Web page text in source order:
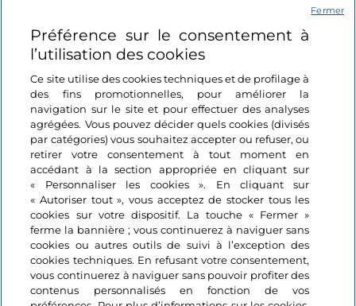
Se connecter
Suivez-nous
Préférence sur le consentement à
l’utilisation des cookies
Ce site utilise des cookies techniques et de profilage à
des fins promotionnelles, pour améliorer la
navigation sur le site et pour effectuer des analyses
agrégées. Vous pouvez décider quels cookies (divisés
par catégories) vous souhaitez accepter ou refuser, ou
retirer votre consentement à tout moment en
accédant à la section appropriée en cliquant sur
« Personnaliser les cookies ». En cliquant sur
« Autoriser tout », vous acceptez de stocker tous les
cookies sur votre dispositif. La touche « Fermer »
ferme la bannière ; vous continuerez à naviguer sans
cookies ou autres outils de suivi à l’exception des
cookies techniques. En refusant votre consentement,
vous continuerez à naviguer sans pouvoir profiter des
contenus personnalisés en fonction de vos
Fermer